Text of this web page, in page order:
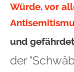
Würde, vor
und
der